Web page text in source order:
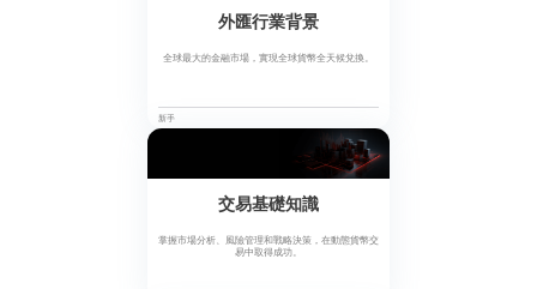
外匯行業背景
全球最大的金融市場，實現全球貨幣全天候兌換。
新手
交易基礎知識
掌握市場分析、風險管理和戰略決策，在動態貨幣交
易中取得成功。